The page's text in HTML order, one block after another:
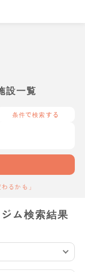
設一覧
条件で検索する
るかも」
ム検索結果